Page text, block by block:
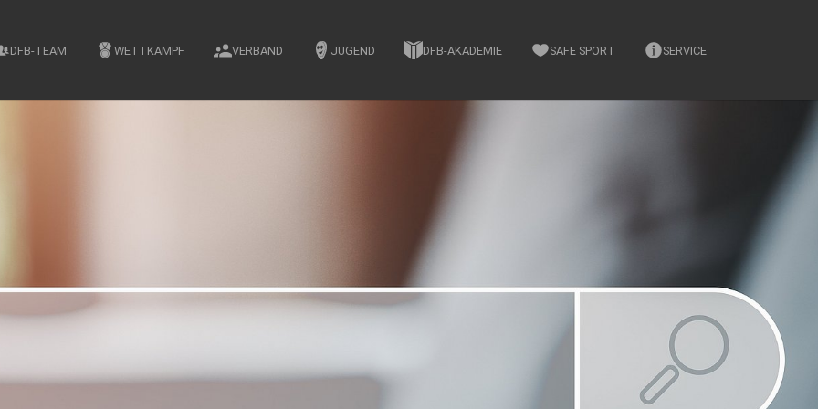
DFB-TEAM WETTKAMPF VERBAND JUGEND DFB-AKADEMIE SAFE SPORT SERVICE